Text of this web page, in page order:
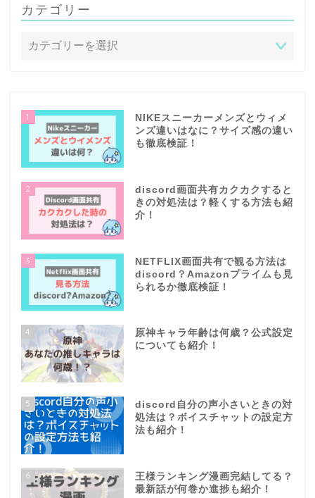
カテゴリー
1
NIKEスニーカーメンズとウィメ
ンズ違いはなに？サイズ感の違い
も徹底検証！
2
discord画面共有カクカクすると
きの対処法は？軽くする方法も紹
介！
3
NETFLIX画面共有で観る方法は
discord？Amazonプライムも見
られるか徹底検証！
4
原神キャラ年齢は何歳？公式設定
についても紹介！
5
discord自分の声小さいときの対
処法は？ボイスチャットの設定方
法も紹介！
6
王様ランキング漫画完結してる？
最新話が何巻か進捗も紹介！